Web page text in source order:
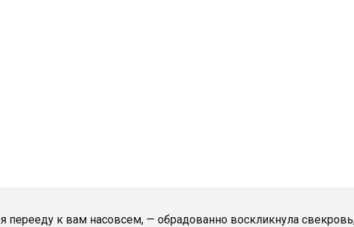
перееду к вам насовсем, — обрадованно воскликнула